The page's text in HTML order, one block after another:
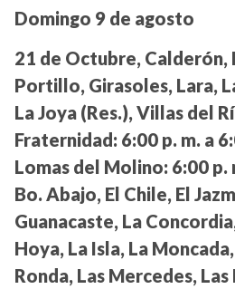
Domingo 9 de agosto
21 de Octubre, Calderón,
Portillo, Girasoles, Lara,
La Joya (Res.), Villas del
Fraternidad: 6:00 p. m. a
Lomas del Molino: 6:00 p.
Bo. Abajo, El Chile, El
Guanacaste, La
Hoya, La Isla, La
Ronda, Las Mercedes,